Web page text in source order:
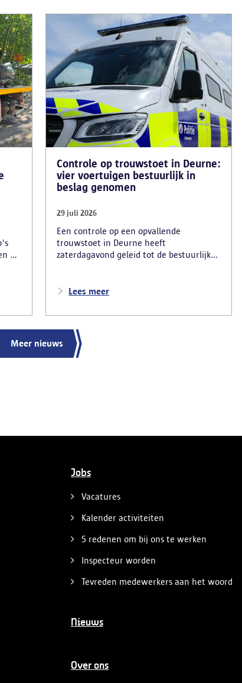
en
zijn
Controle op trouwstoet in Deurne:
vier voertuigen bestuurlijk in
beslag genomen
29 juli 2026
Een controle op een opvallende
trouwstoet in Deurne heeft
zaterdagavond geleid tot de bestuurlijke
vaststellingen van inbreuken. De politie
melding hadden gemaakt van het
verkeershinder die dat als gevolg had.
Lees meer
Meer nieuws
Jobs
Vacatures
Kalender activiteiten
5 redenen om bij ons te werken
Inspecteur worden
Tevreden medewerkers aan het woord
Nieuws
Over ons